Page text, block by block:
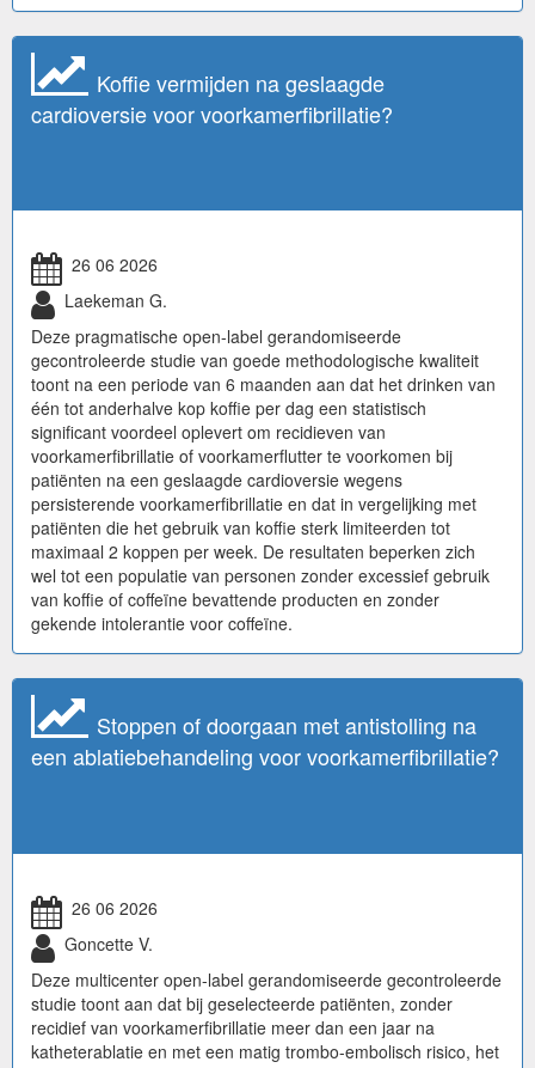
Koffie vermijden na geslaagde
cardioversie voor voorkamerfibrillatie?
26 06 2026
Laekeman G.
Deze pragmatische open-label gerandomiseerde
gecontroleerde studie van goede methodologische kwaliteit
toont na een periode van 6 maanden aan dat het drinken van
één tot anderhalve kop koffie per dag een statistisch
significant voordeel oplevert om recidieven van
voorkamerfibrillatie of voorkamerflutter te voorkomen bij
patiënten na een geslaagde cardioversie wegens
persisterende voorkamerfibrillatie en dat in vergelijking met
patiënten die het gebruik van koffie sterk limiteerden tot
maximaal 2 koppen per week. De resultaten beperken zich
wel tot een populatie van personen zonder excessief gebruik
van koffie of coffeïne bevattende producten en zonder
gekende intolerantie voor coffeïne.
Stoppen of doorgaan met antistolling na
een ablatiebehandeling voor voorkamerfibrillatie?
26 06 2026
Goncette V.
Deze multicenter open-label gerandomiseerde gecontroleerde
studie toont aan dat bij geselecteerde patiënten, zonder
recidief van voorkamerfibrillatie meer dan een jaar na
katheterablatie en met een matig trombo-embolisch risico, het